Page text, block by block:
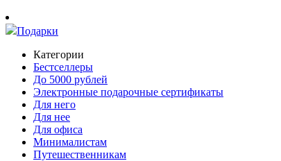
Подарки
Категории
Бестселлеры
До 5000 рублей
Электронные подарочные сертификаты
Для него
Для нее
Для офиса
Минималистам
Путешественникам